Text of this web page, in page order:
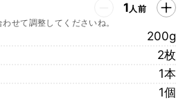
1人前
せて調整してくださいね。
200g
2枚
1本
1個